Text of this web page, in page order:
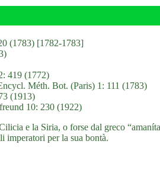
(1783) [1782-1783]
419 (1772)
Méth. Bot. (Paris) 1: 111 (1783)
(1913)
10: 230 (1922)
e la Siria, o forse dal greco
imperatori per la sua bontà.